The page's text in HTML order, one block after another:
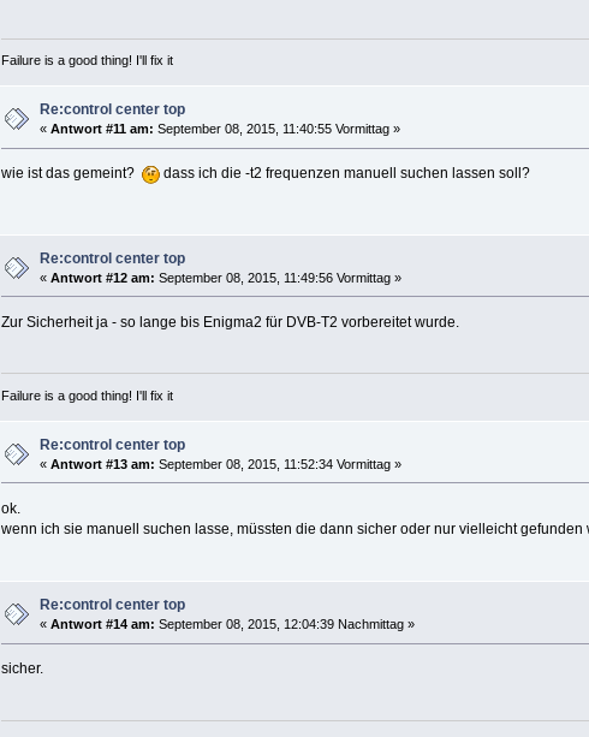
Failure is a good thing! I'll fix it
Re:control center top
«Antwort #11 am: September 08, 2015, 11:40:55 Vormittag »
wie ist das gemeint? dass ich die -t2 frequenzen manuell suchen lassen soll?
Re:control center top
«Antwort #12 am: September 08, 2015, 11:49:56 Vormittag »
Zur Sicherheit ja - so lange bis Enigma2 für DVB-T2 vorbereitet wurde.
Failure is a good thing! I'll fix it
Re:control center top
«Antwort #13 am: September 08, 2015, 11:52:34 Vormittag »
ok.
wenn ich sie manuell suchen lasse, müssten die dann sicher oder nur vielleicht gefunden
Re:control center top
«Antwort #14 am: September 08, 2015, 12:04:39 Nachmittag »
sicher.